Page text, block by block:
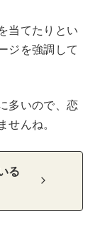
当てたりとい
ジを強調して
多いので、恋
んね。
る